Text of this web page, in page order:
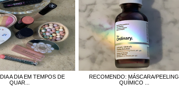
A DIA EM TEMPOS DE
QUAR...
RECOMENDO: MÁSCARA/PEELING
QUÍMICO ...